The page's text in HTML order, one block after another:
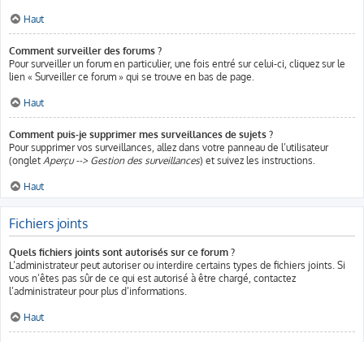
Haut
Comment surveiller des forums ?
Pour surveiller un forum en particulier, une fois entré sur celui-ci, cliquez sur le
lien « Surveiller ce forum » qui se trouve en bas de page.
Haut
Comment puis-je supprimer mes surveillances de sujets ?
Pour supprimer vos surveillances, allez dans votre panneau de l’utilisateur
(onglet Aperçu --> Gestion des surveillances) et suivez les instructions.
Haut
Fichiers joints
Quels fichiers joints sont autorisés sur ce forum ?
L’administrateur peut autoriser ou interdire certains types de fichiers joints. Si
vous n’êtes pas sûr de ce qui est autorisé à être chargé, contactez
l’administrateur pour plus d’informations.
Haut